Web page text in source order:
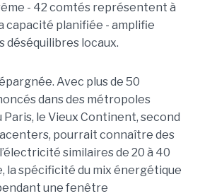
- 42 comtés représentent à
capacité planifiée - amplifie
déséquilibres locaux.
Avec plus de 50
dans des métropoles
le Vieux Continent, second
pourrait connaître des
similaires de 20 à 40
la spécificité du mix énergétique
une fenêtre